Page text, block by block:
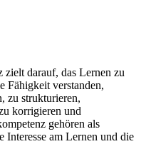
darauf, das Lernen zu
Fähigkeit verstanden,
zu strukturieren,
korrigieren und
gehören als
Interesse am Lernen und die